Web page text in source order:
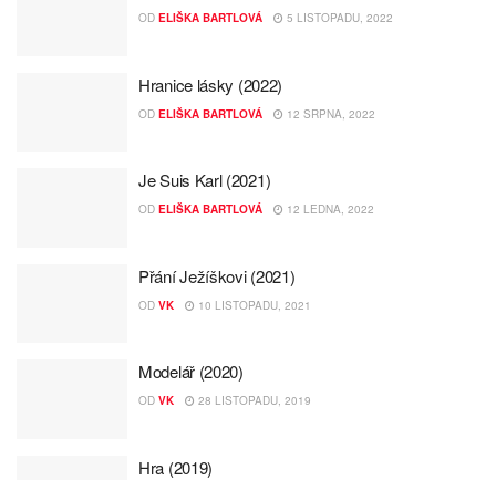
OD ELIŠKA BARTLOVÁ 5 LISTOPADU, 2022
Hranice lásky (2022)
OD ELIŠKA BARTLOVÁ 12 SRPNA, 2022
Je Suis Karl (2021)
OD ELIŠKA BARTLOVÁ 12 LEDNA, 2022
Přání Ježíškovi (2021)
OD VK 10 LISTOPADU, 2021
Modelář (2020)
OD VK 28 LISTOPADU, 2019
Hra (2019)